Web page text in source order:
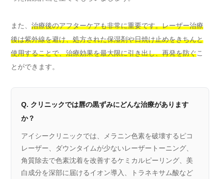
また、 治療後のアフターケアも非常に重要です。レーザー治療
後は紫外線を避け、処方された保湿剤や日焼け止めをきちんと
使用することで、治療効果を最大限に引き出し、再発を防ぐこ
とができます。
Q. クリニックでは唇の黒ずみにどんな治療があります
か？
アイシークリニックでは、メラニン色素を破壊するピコ
レーザー、ダウンタイムが少ないレーザートーニング、
角質除去で色素沈着を改善するケミカルピーリング、美
白成分を深部に届けるイオン導入、トラネキサム酸など